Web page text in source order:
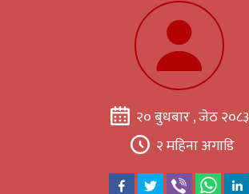
२० बुधबार , जेठ २०८३
२ महिना अगाडि